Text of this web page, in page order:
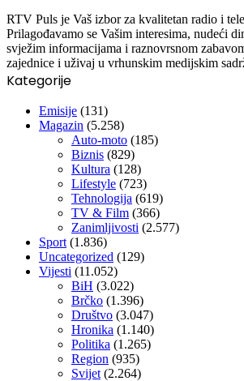
RTV Puls je Vaš izbor za kvalitetan radio i
Prilagođavamo se Vašim interesima, nudeći
svježim informacijama i raznovrsnom
zajednice i uživaj u vrhunskim medijskim
Kategorije
Emisije (131)
Magazin (5.258)
Auto-moto (185)
Biznis (829)
Kultura (128)
Lifestyle (723)
Tehnologija (619)
TV & Film (366)
Zanimljivosti (2.577)
Sport (1.836)
Uncategorized (129)
Vijesti (11.052)
BiH (3.022)
Brčko (1.396)
Društvo (3.047)
Hronika (1.140)
Politika (1.265)
Region (935)
Svijet (2.264)